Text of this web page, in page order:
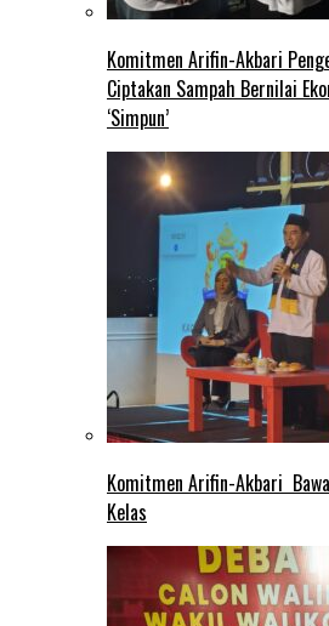
Komitmen Arifin-Akbari
Ciptakan Sampah Bernilai
‘Simpun’
Komitmen Arifin-Akbari
Kelas